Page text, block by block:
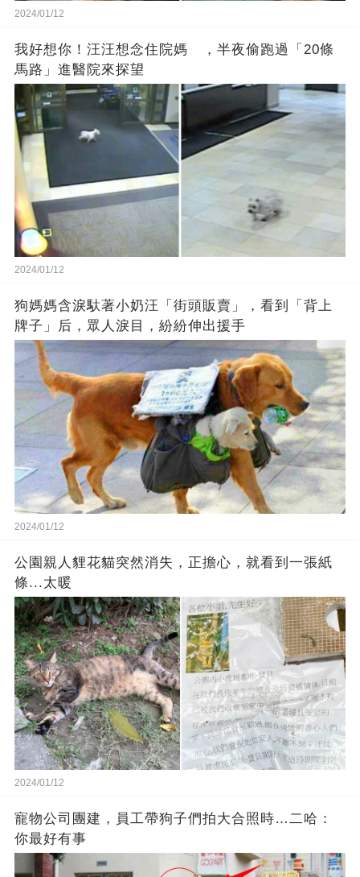
2024/01/12
我好想你！汪汪想念住院媽 ，半夜偷跑過「20條
馬路」進醫院來探望
2024/01/12
狗媽媽含淚馱著小奶汪「街頭販賣」，看到「背上
牌子」后，眾人淚目，紛紛伸出援手
2024/01/12
公園親人貍花貓突然消失，正擔心，就看到一張紙
條...太暖
2024/01/12
寵物公司團建，員工帶狗子們拍大合照時…二哈：
你最好有事